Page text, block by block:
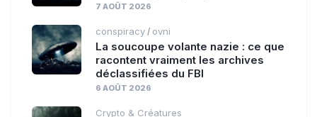
7 AOÛT 2026
conspiracy / ovni
La soucoupe volante nazie : ce que
racontent vraiment les archives
déclassifiées du FBI
6 AOÛT 2026
Crypto & Créatures